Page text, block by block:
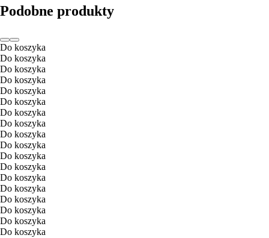
Podobne produkty
Do koszyka
Do koszyka
Do koszyka
Do koszyka
Do koszyka
Do koszyka
Do koszyka
Do koszyka
Do koszyka
Do koszyka
Do koszyka
Do koszyka
Do koszyka
Do koszyka
Do koszyka
Do koszyka
Do koszyka
Do koszyka